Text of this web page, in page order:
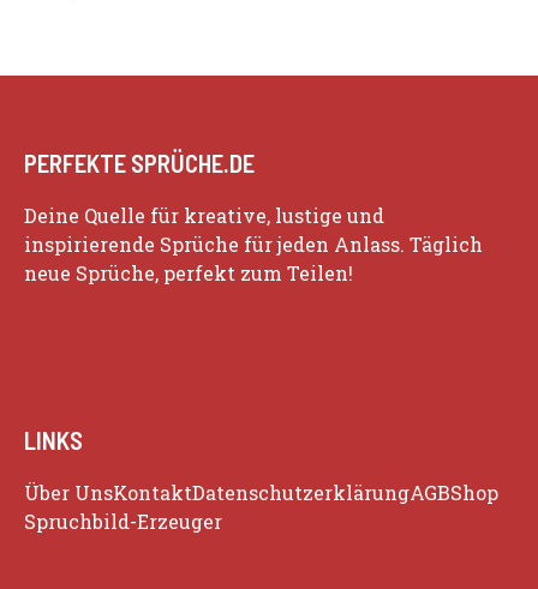
PERFEKTE SPRÜCHE.DE
Deine Quelle für kreative, lustige und
inspirierende Sprüche für jeden Anlass. Täglich
neue Sprüche, perfekt zum Teilen!
LINKS
Über UnsKontaktDatenschutzerklärungAGBShop
Spruchbild-Erzeuger